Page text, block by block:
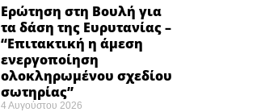
Ερώτηση στη Βουλή για
τα δάση της Ευρυτανίας –
“Eπιτακτική η άμεση
ενεργοποίηση
ολοκληρωμένου σχεδίου
σωτηρίας”
4 Αυγούστου 2026